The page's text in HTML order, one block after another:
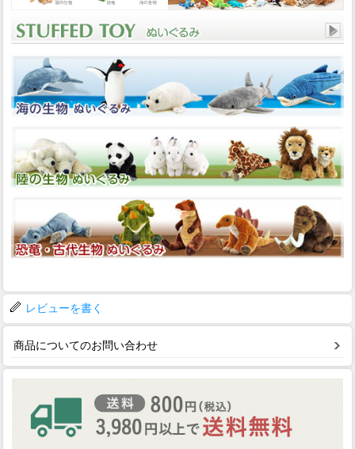
レビューを書く
商品についてのお問い合わせ